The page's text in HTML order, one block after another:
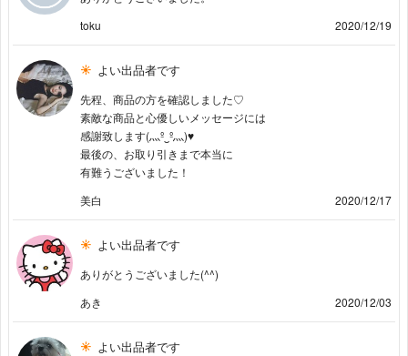
toku
2020/12/19
よい出品者です
先程、商品の方を確認しました♡
素敵な商品と心優しいメッセージには
感謝致します(灬º‿º灬)♥
最後の、お取り引きまで本当に
有難うございました！
美白
2020/12/17
よい出品者です
ありがとうございました(^^)
あき
2020/12/03
よい出品者です